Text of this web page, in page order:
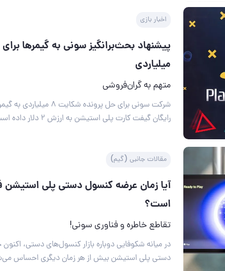
اخبار بازی
میلیاردی
متهم به گران‌فروشی
شرکت سونی برای حل پرونده شکایت
رایگان گیفت کارت پلی استیشن به ارزش ۲ دلار داده است!
مقالات جانبی (گیم)
آیا زمان عرضه کنسول دستی پلی استیشن
است؟
تقاطع خاطره و فناوری سونی!
در میانه شکوفایی دوباره بازار کنسول‌های دستی،
دستی پلی استیشن بیش از هر زمان دیگری احساس